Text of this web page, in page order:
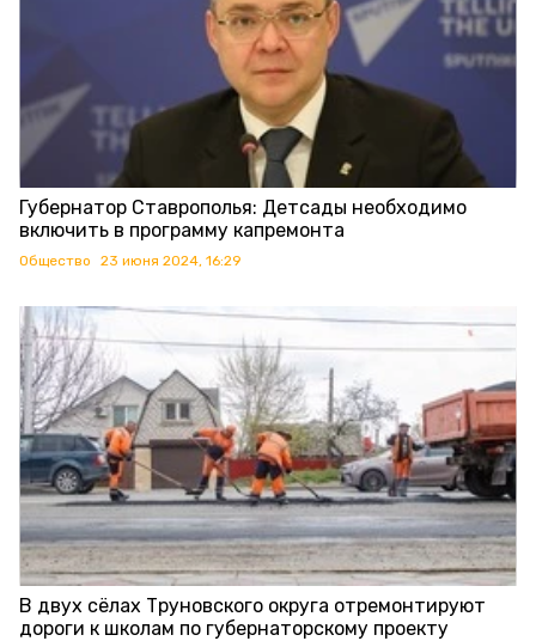
Губернатор Ставрополья: Детсады необходимо
включить в программу капремонта
Общество 23 июня 2024, 16:29
В двух сёлах Труновского округа отремонтируют
дороги к школам по губернаторскому проекту